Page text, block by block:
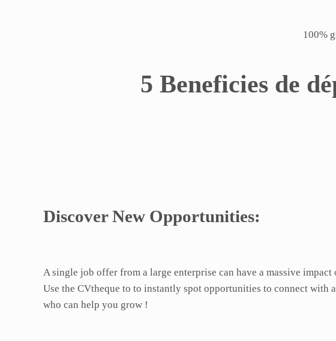
100%
5 Beneficies de
Discover New Opportunities:
A single job offer from a large enterprise can have a massive
Use the CVtheque to to instantly spot opportunities to connect with
who can help you grow !